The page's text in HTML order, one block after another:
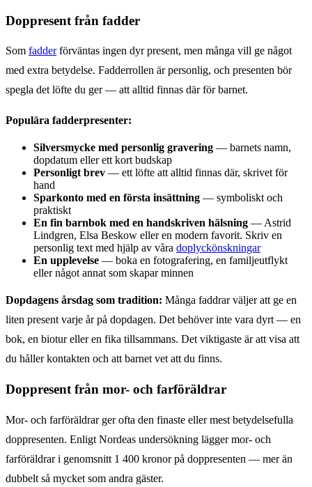
Doppresent från fadder
Som fadderförväntas ingen dyr present, men många vill ge något
med extra betydelse. Fadderrollen är personlig, och presenten bör
spegla det löfte du ger — att alltid finnas där för barnet.
Populära fadderpresenter:
Silversmycke med personlig gravering — barnets namn,
dopdatum eller ett kort budskap
Personligt brev — ett löfte att alltid finnas där, skrivet för
hand
Sparkonto med en första insättning — symboliskt och
praktiskt
En fin barnbok med en handskriven hälsning — Astrid
Lindgren, Elsa Beskow eller en modern favorit. Skriv en
personlig text med hjälp av våra doplyckönskningar
En upplevelse — boka en fotografering, en familjeutflykt
eller något annat som skapar minnen
Dopdagens årsdag som tradition: Många faddrar väljer att ge en
liten present varje år på dopdagen. Det behöver inte vara dyrt — en
bok, en biotur eller en fika tillsammans. Det viktigaste är att visa att
du håller kontakten och att barnet vet att du finns.
Doppresent från mor- och farföräldrar
Mor- och farföräldrar ger ofta den finaste eller mest betydelsefulla
doppresenten. Enligt Nordeas undersökning lägger mor- och
farföräldrar i genomsnitt 1 400 kronor på doppresenten — mer än
dubbelt så mycket som andra gäster.